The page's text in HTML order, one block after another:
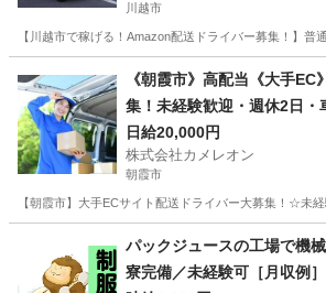
川越市
【川越市で稼げる！Amazon配送ドライバー募集！】
ドライバー Amazon
《朝霞市》高配当《大手EC
集！未経験歓迎・週休2日・
日給20,000円
株式会社カメレオン
朝霞市
【朝霞市】大手ECサイト配送ドライバー大募集！☆未
ドライバー 積み込み
パックジュースの工場で機
寮完備／未経験可［月収例